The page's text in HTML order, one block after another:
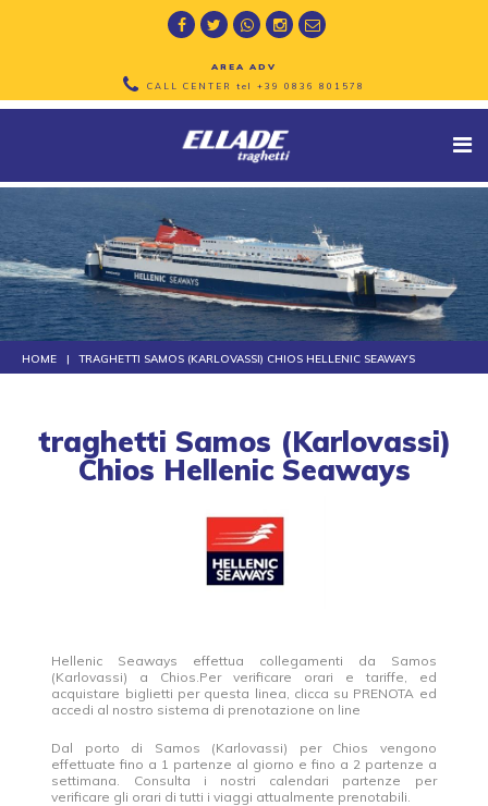
AREA ADV
CALL CENTER tel +39 0836 801578
HOME TRAGHETTI SAMOS (KARLOVASSI) CHIOS HELLENIC SEAWAYS
traghetti Samos (Karlovassi)
Chios Hellenic Seaways
Hellenic Seaways effettua collegamenti da Samos
(Karlovassi) a Chios.Per verificare orari e tariffe, ed
acquistare biglietti per questa linea, clicca su PRENOTA ed
accedi al nostro sistema di prenotazione on line
Dal porto di Samos (Karlovassi) per Chios vengono
effettuate fino a 1 partenze al giorno e fino a 2 partenze a
settimana. Consulta i nostri calendari partenze per
verificare gli orari di tutti i viaggi attualmente prenotabili.